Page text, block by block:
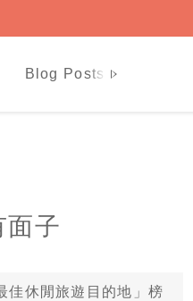
Blog Posts LAI
面子
佳休閒旅遊目的地」榜